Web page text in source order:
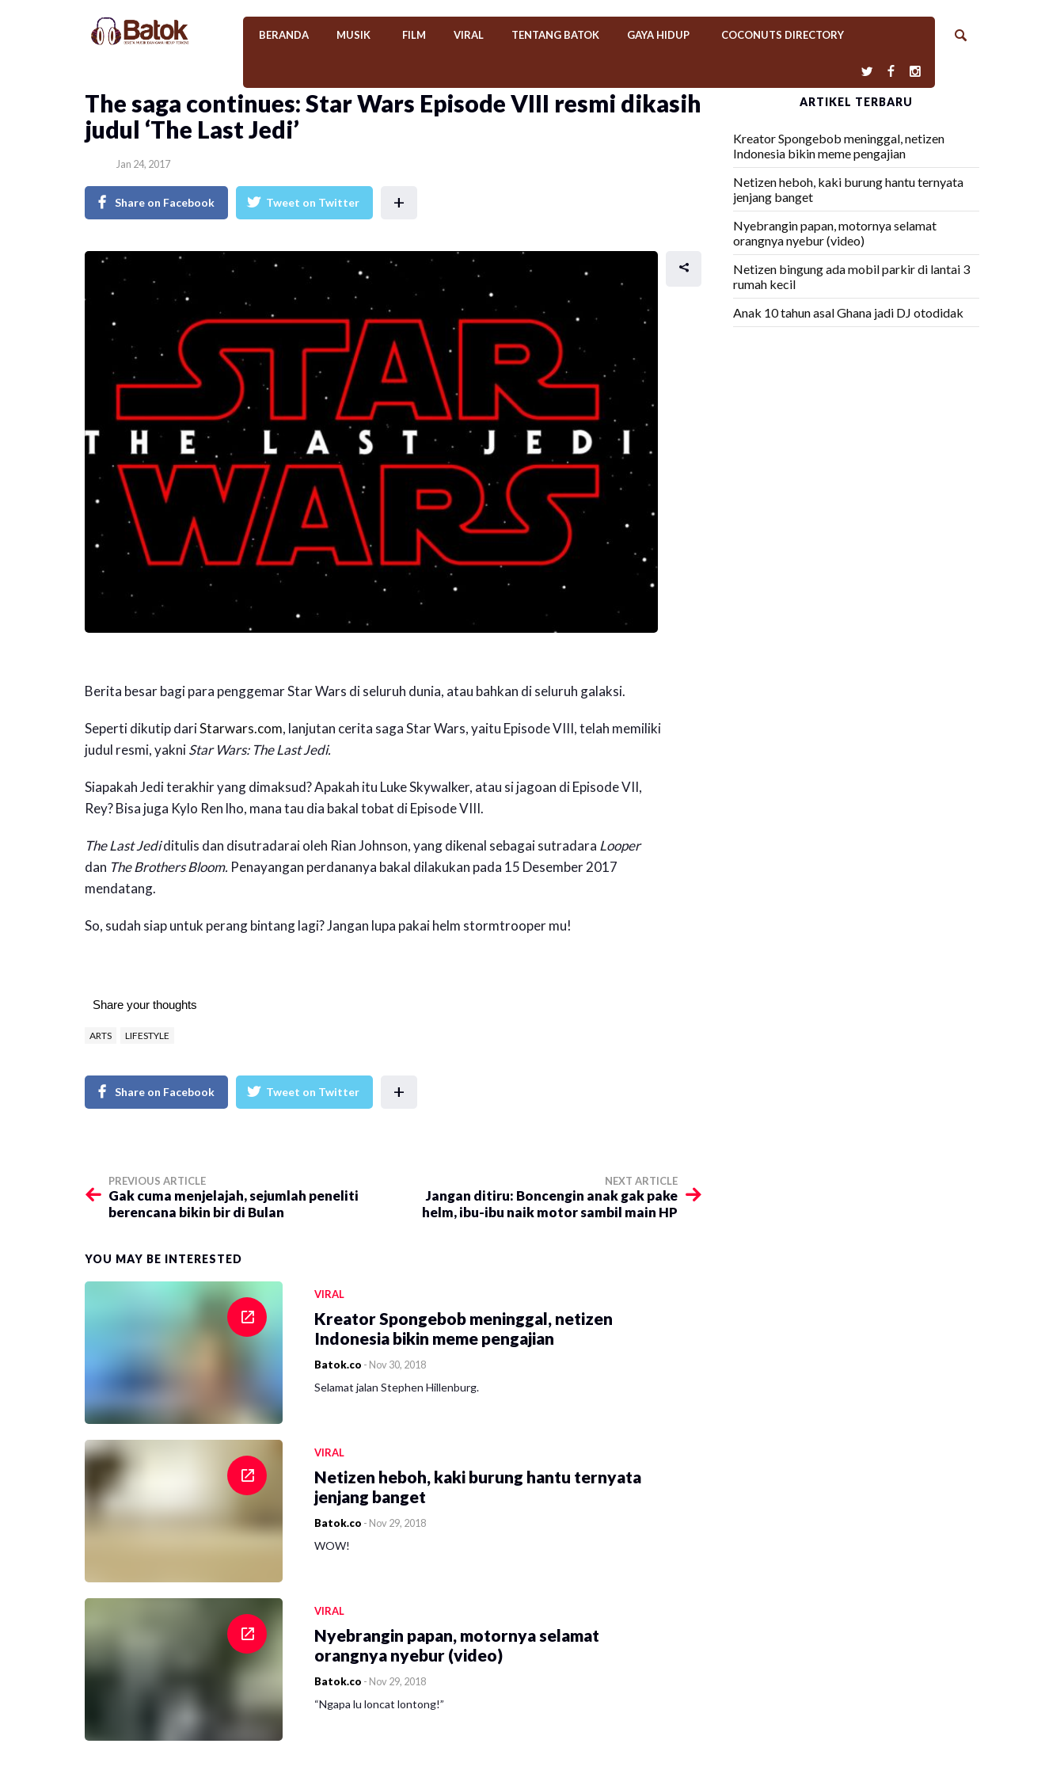
BERANDA MUSIK FILM VIRAL TENTANG BATOK GAYA HIDUP COCONUTS DIRECTORY
The saga continues: Star Wars Episode VIII resmi dikasih
judul ‘The Last Jedi’
Jan 24, 2017
Share on Facebook Tweet on Twitter +
Berita besar bagi para penggemar Star Wars di seluruh dunia, atau bahkan di seluruh galaksi.
Seperti dikutip dariStarwars.com, lanjutan cerita saga Star Wars, yaitu Episode VIII, telah memiliki
judul resmi, yakniStar Wars: The Last Jedi.
Siapakah Jedi terakhir yang dimaksud? Apakah itu Luke Skywalker, atau si jagoan di Episode VII,
Rey? Bisa juga Kylo Ren lho, mana tau dia bakal tobat di Episode VIII.
The Last Jediditulis dan disutradarai oleh Rian Johnson, yang dikenal sebagai sutradara Looper
dan The Brothers Bloom. Penayangan perdananya bakal dilakukan pada 15 Desember 2017
mendatang.
So, sudah siap untuk perang bintang lagi? Jangan lupa pakai helm stormtrooper mu!
Share your thoughts
ARTS LIFESTYLE
Share on Facebook Tweet on Twitter +
PREVIOUS ARTICLE
Gak cuma menjelajah, sejumlah peneliti
berencana bikin bir di Bulan
NEXT ARTICLE
Jangan ditiru: Boncengin anak gak pake
helm, ibu-ibu naik motor sambil main HP
YOU MAY BE INTERESTED
VIRAL
Kreator Spongebob meninggal, netizen
Indonesia bikin meme pengajian
Batok.co - Nov 30, 2018
Selamat jalan Stephen Hillenburg.
VIRAL
Netizen heboh, kaki burung hantu ternyata
jenjang banget
Batok.co - Nov 29, 2018
WOW!
VIRAL
Nyebrangin papan, motornya selamat
orangnya nyebur (video)
Batok.co - Nov 29, 2018
“Ngapa lu loncat lontong!”
ARTIKEL TERBARU
Kreator Spongebob meninggal, netizen
Indonesia bikin meme pengajian
Netizen heboh, kaki burung hantu ternyata
jenjang banget
Nyebrangin papan, motornya selamat
orangnya nyebur (video)
Netizen bingung ada mobil parkir di lantai 3
rumah kecil
Anak 10 tahun asal Ghana jadi DJ otodidak